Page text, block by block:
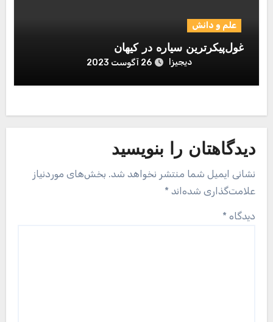
علم و دانش
غول‌پیکرترین سیاره در کیهان
دیجیزا 26 آگوست 2023
دیدگاهتان را بنویسید
نشانی ایمیل شما منتشر نخواهد شد. بخش‌های موردنیاز
علامت‌گذاری شده‌اند *
دیدگاه *